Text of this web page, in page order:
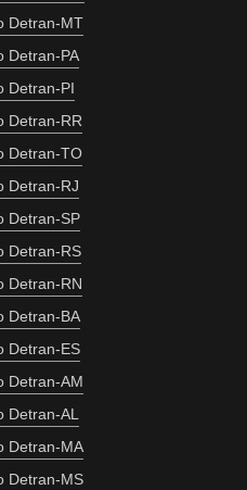
Detran-MT
Detran-PA
Detran-PI
Detran-RR
Detran-TO
Detran-RJ
Detran-SP
Detran-RS
Detran-RN
Detran-BA
Detran-ES
Detran-AM
Detran-AL
Detran-MA
Detran-MS